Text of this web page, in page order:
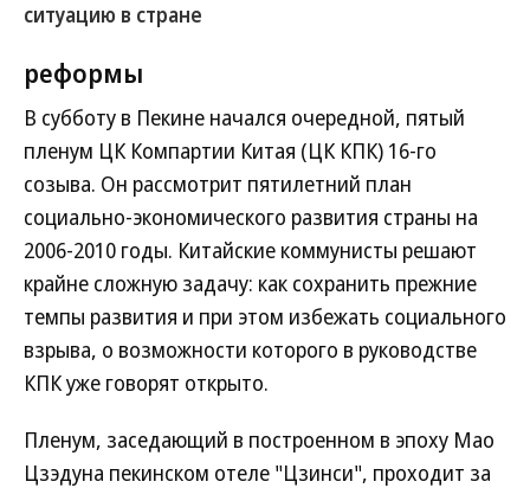
ситуацию в стране
реформы
В субботу в Пекине начался очередной, пятый
пленум ЦК Компартии Китая (ЦК КПК) 16-го
созыва. Он рассмотрит пятилетний план
социально-экономического развития страны на
2006-2010 годы. Китайские коммунисты решают
крайне сложную задачу: как сохранить прежние
темпы развития и при этом избежать социального
взрыва, о возможности которого в руководстве
КПК уже говорят открыто.
Пленум, заседающий в построенном в эпоху Мао
Цзэдуна пекинском отеле "Цзинси", проходит за